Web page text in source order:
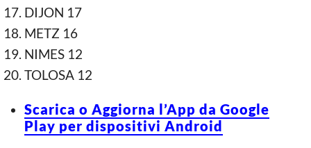
DIJON 17
METZ 16
NIMES 12
TOLOSA 12
Scarica o Aggiorna l’App da Google
Play per dispositivi Android